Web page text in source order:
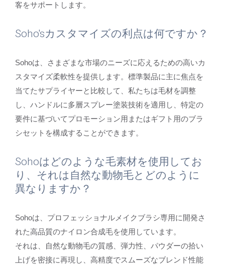
客をサポートします。
Soho'sカスタマイズの利点は何ですか？
Sohoは、さまざまな市場のニーズに応えるための高いカ
スタマイズ柔軟性を提供します。標準製品に主に焦点を
当てたサプライヤーと比較して、私たちは毛材を調整
し、ハンドルに多層スプレー塗装技術を適用し、特定の
要件に基づいてプロモーション用またはギフト用のブラ
シセットを構成することができます。
Sohoはどのような毛素材を使用してお
り、それは自然な動物毛とどのように
異なりますか？
Sohoは、プロフェッショナルメイクブラシ専用に開発さ
れた高品質のナイロン合成毛を使用しています。
それは、自然な動物毛の質感、弾力性、パウダーの拾い
上げを密接に再現し、高精度でスムーズなブレンド性能